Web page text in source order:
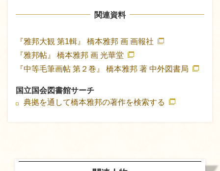
関連資料
『雅邦大観 第1輯』 橋本雅邦 画 画報社
『雅邦帖』
橋本雅邦 画 光華堂
『中等毛筆画帖 第２巻』
橋本雅邦 著 中外図書局
国立国会図書館サーチ
典拠を通して橋本雅邦の著作を検索する